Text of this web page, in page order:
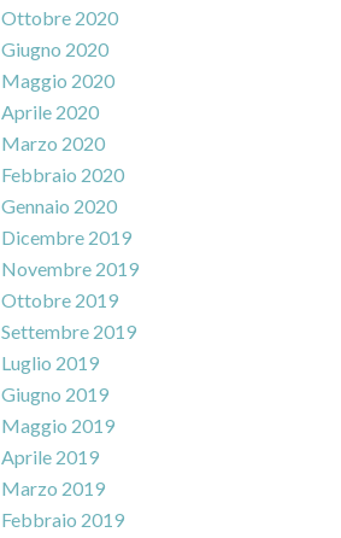
Ottobre 2020
Giugno 2020
Maggio 2020
Aprile 2020
Marzo 2020
Febbraio 2020
Gennaio 2020
Dicembre 2019
Novembre 2019
Ottobre 2019
Settembre 2019
Luglio 2019
Giugno 2019
Maggio 2019
Aprile 2019
Marzo 2019
Febbraio 2019